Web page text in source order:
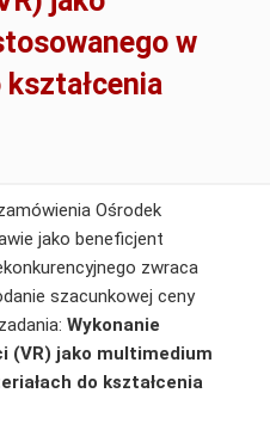
w
Ośrodek
jako beneficjent
zwraca
szacunkowej ceny
Wykonanie
(VR) jako multimedium
do kształcenia